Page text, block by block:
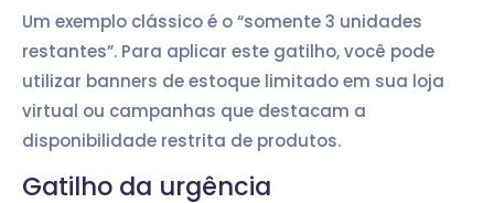
Um exemplo clássico é o “somente 3 unidades
restantes”. Para aplicar este gatilho, você pode
utilizar banners de estoque limitado em sua loja
virtual ou campanhas que destacam a
disponibilidade restrita de produtos.
Gatilho da urgência